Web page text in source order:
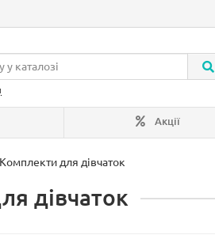
Акції
Комплекти для дівчаток
дівчаток